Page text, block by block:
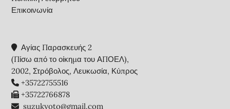
Επικοινωνία
Αγίας Παρασκευής 2
(Πίσω από το οίκημα του ΑΠΟΕΛ),
2002, Στρόβολος, Λευκωσία, Κύπρος
+35722755516
+35722766878
suzukyoto@gmail.com